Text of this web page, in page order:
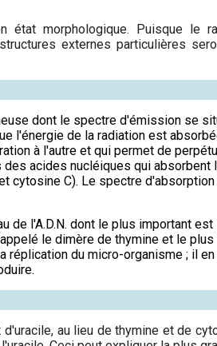
morphologique. Puisque le
externes particulières
dont le spectre d'émission se
l'énergie de la radiation est
à l'autre et qui permet de
acides nucléiques qui absorbent
cytosine C). Le spectre
de l'A.D.N. dont le plus important
le dimère de thymine et le plus
réplication du micro-organisme ; il
au lieu de thymine et de